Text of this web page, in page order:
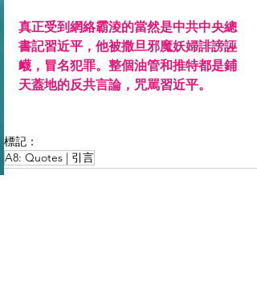
真正受到網絡霸淩的當然是中共中央總
書記習近平，他被撒旦邪魔妖婦誹謗誣
衊，冒名犯罪。整個油管和推特都是鋪
天蓋地的反共言論，咒駡習近平。
標記：
A8: Quotes | 引言